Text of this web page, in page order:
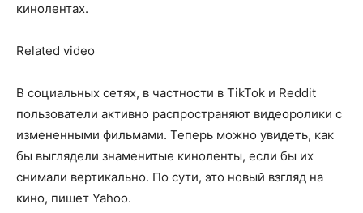
кинолентах.
Related video
В социальных сетях, в частности в TikTok и Reddit
пользователи активно распространяют видеоролики с
измененными фильмами. Теперь можно увидеть, как
бы выглядели знаменитые киноленты, если бы их
снимали вертикально. По сути, это новый взгляд на
кино, пишет Yahoo.